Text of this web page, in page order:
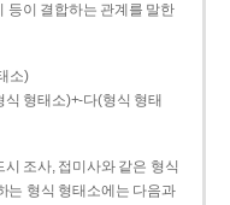
등이 결합하는 관계를 말한
소)
형태소)+-다(형식 형태
조사, 접미사와 같은 형식
는 형식 형태소에는 다음과